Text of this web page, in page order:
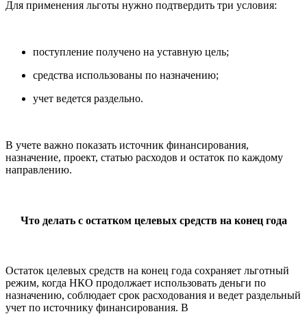
Для применения льготы нужно подтвердить три условия:
поступление получено на уставную цель;
средства использованы по назначению;
учет ведется раздельно.
В учете важно показать источник финансирования,
назначение, проект, статью расходов и остаток по каждому
направлению.
Что делать с остатком целевых средств на конец года
Остаток целевых средств на конец года сохраняет льготный
режим, когда НКО продолжает использовать деньги по
назначению, соблюдает срок расходования и ведет раздельный
учет по источнику финансирования. В